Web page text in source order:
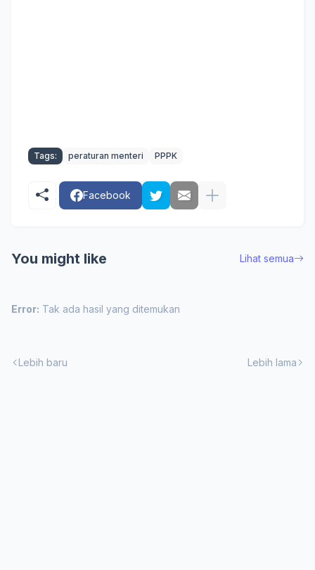
Tags: peraturan menteri PPPK
Facebook
You might like Lihat semua
Error: Tak ada hasil yang ditemukan
Lebih baru Lebih lama